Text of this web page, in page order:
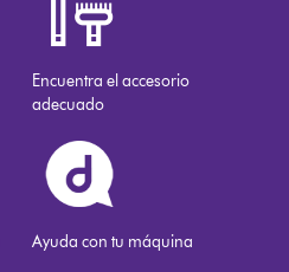
Encuentra el accesorio
adecuado
Ayuda con tu máquina